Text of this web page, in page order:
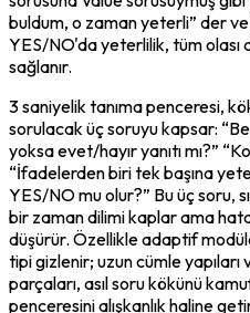
buldum, o zaman yeterli” der
YES/NO'da yeterlilik, tüm olası
sağlanır.
3 saniyelik tanıma penceresi,
sorulacak üç soruyu kapsar:
yoksa evet/hayır yanıtı mı?”
“İfadelerden biri tek başına
YES/NO mu olur?” Bu üç soru,
bir zaman dilimi kaplar ama
düşürür. Özellikle adaptif
tipi gizlenir; uzun cümle
parçaları, asıl soru kökünü
penceresini alışkanlık haline